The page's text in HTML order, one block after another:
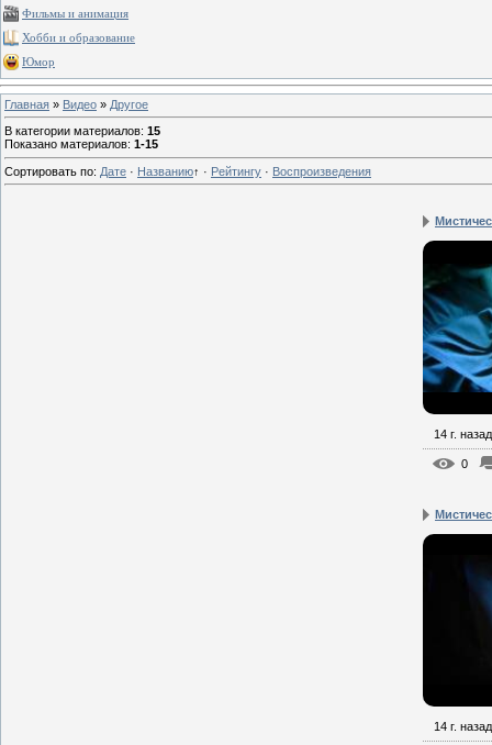
Фильмы и анимация
Хобби и образование
Юмор
Главная » Видео » Другое
В категории материалов: 15
Показано материалов: 1-15
Сортировать по: Дате · Названию↑ · Рейтингу · Воспроизведения
14 г. назад
0
14 г. назад